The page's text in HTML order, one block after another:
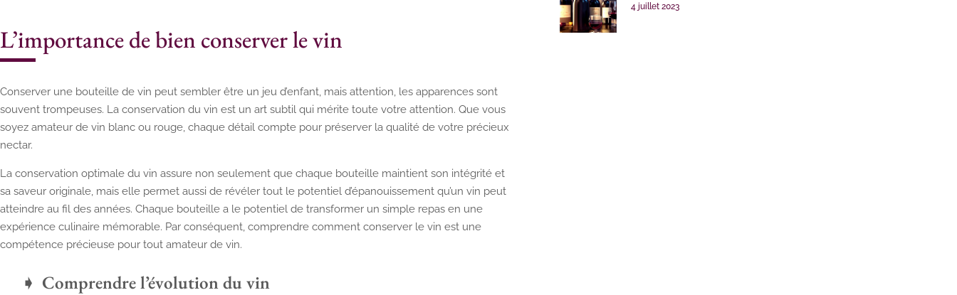
L’importance de bien conserver le vin
Conserver une bouteille de vin peut sembler être un jeu d’enfant, mais attention, les apparences sont
souvent trompeuses. La conservation du vin est un art subtil qui mérite toute votre attention. Que vous
soyez amateur de vin blanc ou rouge, chaque détail compte pour préserver la qualité de votre précieux
nectar.
La conservation optimale du vin assure non seulement que chaque bouteille maintient son intégrité et
sa saveur originale, mais elle permet aussi de révéler tout le potentiel d’épanouissement qu’un vin peut
atteindre au fil des années. Chaque bouteille a le potentiel de transformer un simple repas en une
expérience culinaire mémorable. Par conséquent, comprendre comment conserver le vin est une
compétence précieuse pour tout amateur de vin.
Comprendre l’évolution du vin
4 juillet 2023